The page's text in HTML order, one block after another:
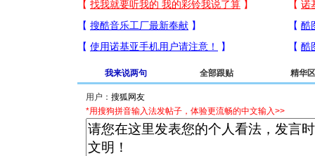
我来说两句 全部跟贴 精华区
用户：
*用搜狗拼音输入法发帖子，体验更流畅的中文输入>>